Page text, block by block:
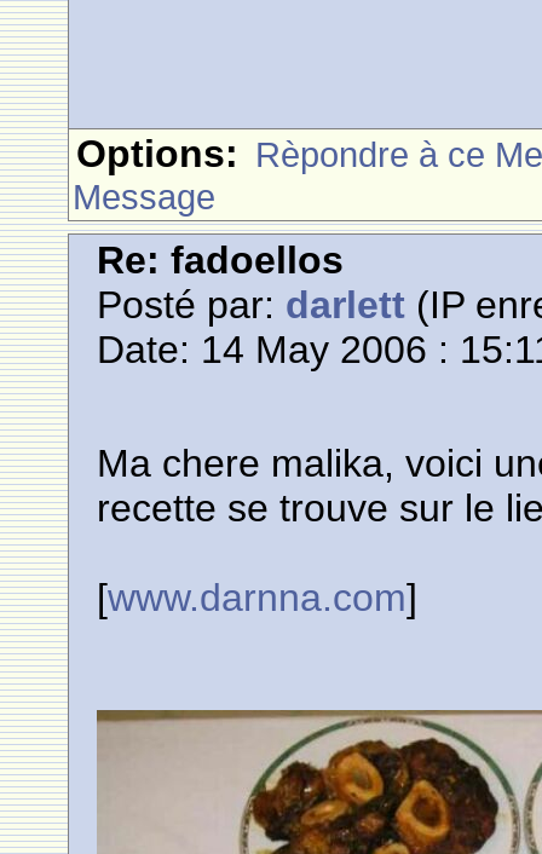
Options: Rèpondre à ce
Message
Re: fadoellos
Posté par: darlett (IP
Date: 14 May 2006 :
Ma chere malika, voici
recette se trouve sur le
[www.darnna.com]